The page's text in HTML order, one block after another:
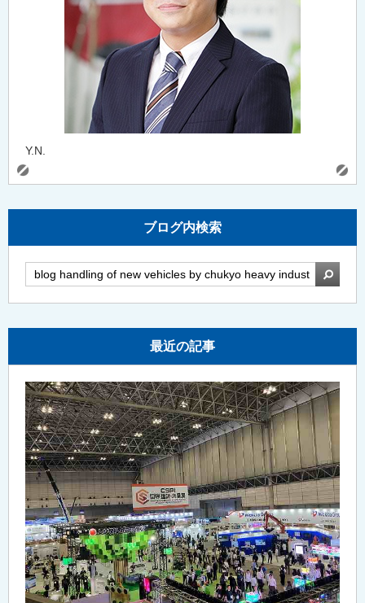
Y.N.
ブログ内検索
検索
最近の記事